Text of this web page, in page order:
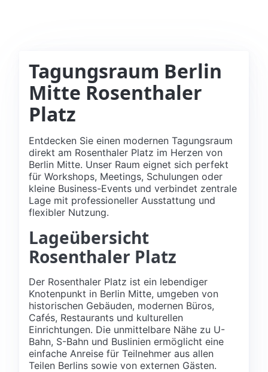
Tagungsraum Berlin
Mitte Rosenthaler
Platz
Entdecken Sie einen modernen Tagungsraum
direkt am Rosenthaler Platz im Herzen von
Berlin Mitte. Unser Raum eignet sich perfekt
für Workshops, Meetings, Schulungen oder
kleine Business-Events und verbindet zentrale
Lage mit professioneller Ausstattung und
flexibler Nutzung.
Lageübersicht
Rosenthaler Platz
Der Rosenthaler Platz ist ein lebendiger
Knotenpunkt in Berlin Mitte, umgeben von
historischen Gebäuden, modernen Büros,
Cafés, Restaurants und kulturellen
Einrichtungen. Die unmittelbare Nähe zu U-
Bahn, S-Bahn und Buslinien ermöglicht eine
einfache Anreise für Teilnehmer aus allen
Teilen Berlins sowie von externen Gästen.